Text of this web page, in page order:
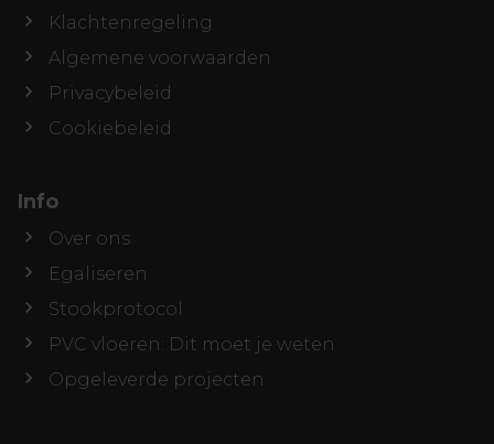
Klachtenregeling
Algemene voorwaarden
Privacybeleid
Cookiebeleid
Info
Over ons
Egaliseren
Stookprotocol
PVC vloeren: Dit moet je weten
Opgeleverde projecten